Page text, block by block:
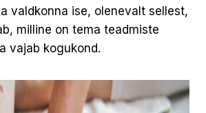
valdkonna ise, olenevalt sellest,
milline on tema teadmiste
vajab kogukond.